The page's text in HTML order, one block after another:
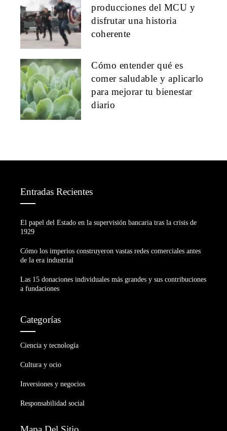
producciones del MCU y
disfrutar una historia
coherente
Cómo entender qué es
comer saludable y aplicarlo
para mejorar tu bienestar
diario
Entradas Recientes
El papel del Estado en la supervisión bancaria tras la crisis de
1929
Cómo los imperios construyeron vastas redes comerciales antes
de la era industrial
Las 15 donaciones individuales más grandes y sus contribuciones
a fundaciones
Categorías
Ciencia y tecnología
Cultura y ocio
Inversiones y negocios
Responsabilidad social